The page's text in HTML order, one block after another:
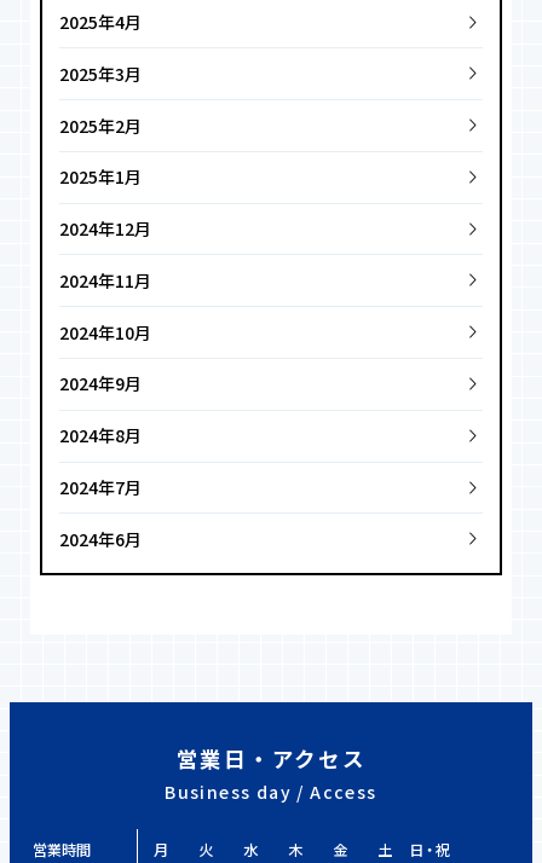
2025年4月
2025年3月
2025年2月
2025年1月
2024年12月
2024年11月
2024年10月
2024年9月
2024年8月
2024年7月
2024年6月
営業日・アクセス
Business day / Access
営業時間 月 火 水 木 金 土
日・祝